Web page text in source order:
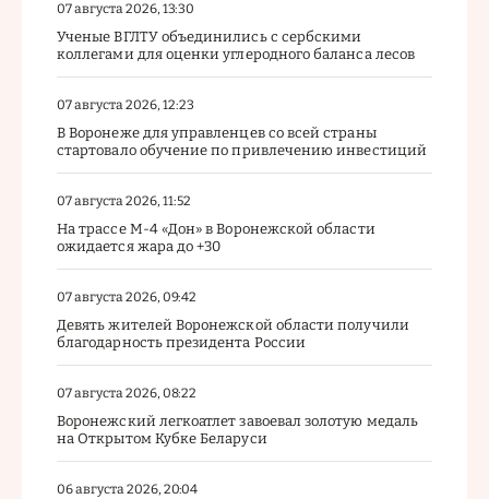
07 августа 2026, 13:30
Ученые ВГЛТУ объединились с сербскими
коллегами для оценки углеродного баланса лесов
07 августа 2026, 12:23
В Воронеже для управленцев со всей страны
стартовало обучение по привлечению инвестиций
07 августа 2026, 11:52
На трассе М-4 «Дон» в Воронежской области
ожидается жара до +30
07 августа 2026, 09:42
Девять жителей Воронежской области получили
благодарность президента России
07 августа 2026, 08:22
Воронежский легкоатлет завоевал золотую медаль
на Открытом Кубке Беларуси
06 августа 2026, 20:04